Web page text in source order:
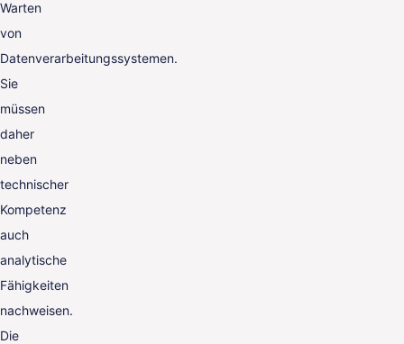
Warten
von
Datenverarbeitungssystemen.
Sie
müssen
daher
neben
technischer
Kompetenz
auch
analytische
Fähigkeiten
nachweisen.
Die